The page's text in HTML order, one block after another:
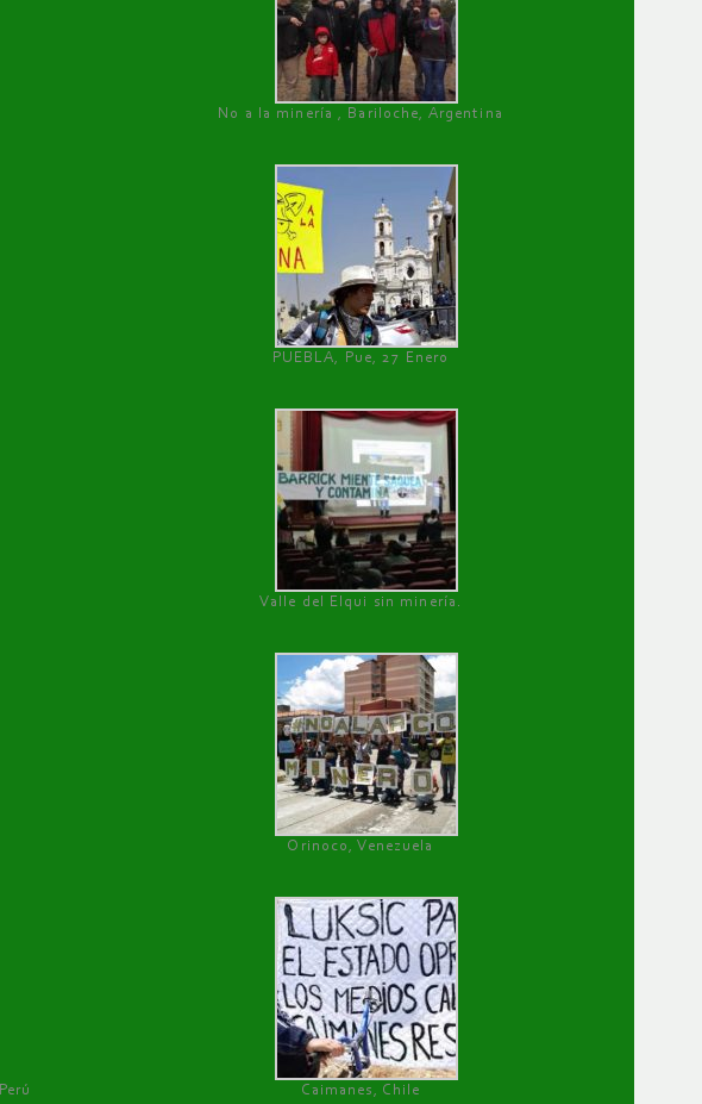
No a la minería , Bariloche, Argentina
PUEBLA, Pue, 27 Enero
Valle del Elqui sin minería.
Orinoco, Venezuela
Caimanes, Chile